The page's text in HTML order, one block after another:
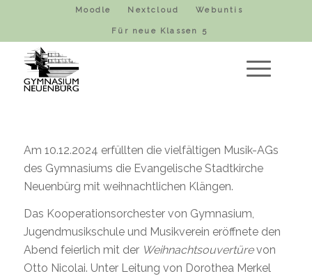
Moodle Nextcloud Webuntis
Für neue Klassen 5
Am 10.12.2024 erfüllten die vielfältigen Musik-AGs
des Gymnasiums die Evangelische Stadtkirche
Neuenbürg mit weihnachtlichen Klängen.
Das Kooperationsorchester von Gymnasium,
Jugendmusikschule und Musikverein eröffnete den
Abend feierlich mit der Weihnachtsouvertürevon
Otto Nicolai. Unter Leitung von Dorothea Merkel